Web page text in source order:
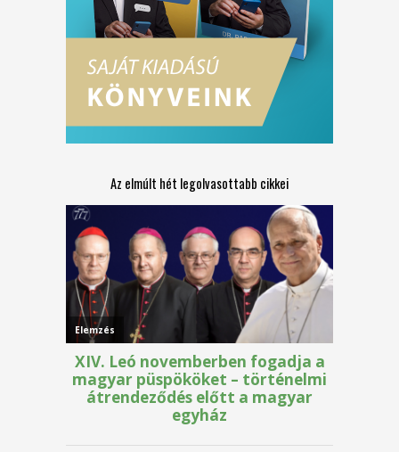
Az elmúlt hét legolvasottabb cikkei